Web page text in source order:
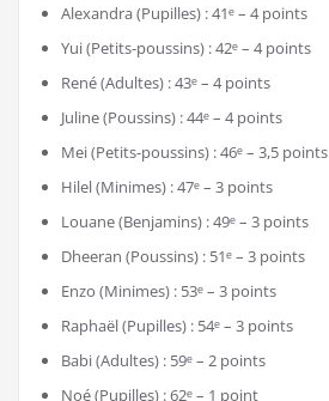
Alexandra (Pupilles) : 41ᵉ – 4 points
Yui (Petits-poussins) : 42ᵉ – 4 points
René (Adultes) : 43ᵉ – 4 points
Juline (Poussins) : 44ᵉ – 4 points
Mei (Petits-poussins) : 46ᵉ – 3,5 points
Hilel (Minimes) : 47ᵉ – 3 points
Louane (Benjamins) : 49ᵉ – 3 points
Dheeran (Poussins) : 51ᵉ – 3 points
Enzo (Minimes) : 53ᵉ – 3 points
Raphaël (Pupilles) : 54ᵉ – 3 points
Babi (Adultes) : 59ᵉ – 2 points
Noé (Pupilles) : 62ᵉ – 1 point